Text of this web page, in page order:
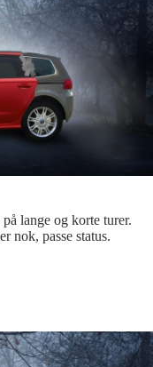
lange og korte turer.
nok, passe status.